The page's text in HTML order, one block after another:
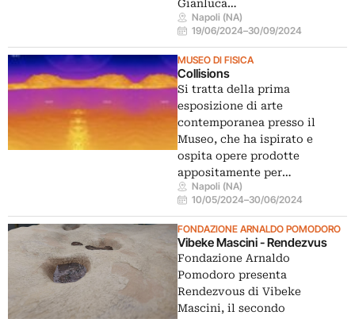
Gianluca…
Napoli (NA)
19/06/2024–30/09/2024
MUSEO DI FISICA
Collisions
Si tratta della prima
esposizione di arte
contemporanea presso il
Museo, che ha ispirato e
ospita opere prodotte
appositamente per…
Napoli (NA)
10/05/2024–30/06/2024
FONDAZIONE ARNALDO POMODORO
Vibeke Mascini - Rendezvus
Fondazione Arnaldo
Pomodoro presenta
Rendezvous di Vibeke
Mascini, il secondo